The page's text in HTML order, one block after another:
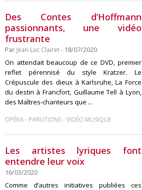
Des Contes d’Hoffmann
passionnants, une vidéo
frustrante
Par Jean-Luc Clairet- 18/07/2020
On attendait beaucoup de ce DVD, premier
reflet pérennisé du style Kratzer. Le
Crépuscule des dieux à Karlsruhe, La Force
du destin à Francfort, Guillaume Tell à Lyon,
des Maîtres-chanteurs que ...
OPÉRA- PARUTIONS-VIDÉO MUSIQUE
Les artistes lyriques font
entendre leur voix
16/03/2020
Comme d’autres initiatives publiées ces